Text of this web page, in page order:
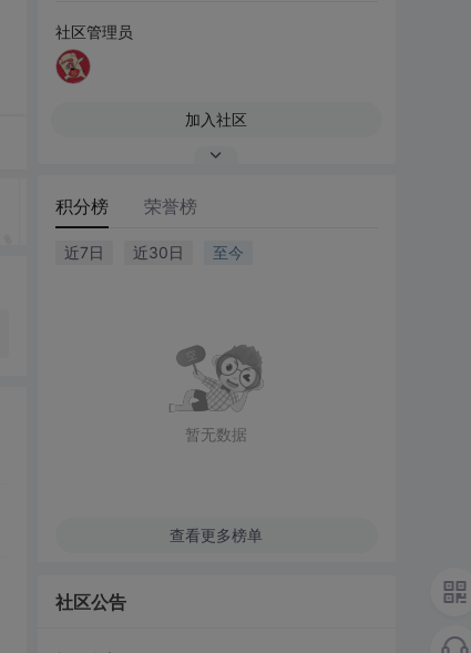
社区管理员
加入社区
积分榜 荣誉榜
近7日 近30日 至今
暂无数据
查看更多榜单
社区公告